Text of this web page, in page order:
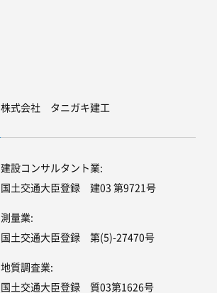
株式会社 タニガキ建工
建設コンサルタント業
国土交通大臣登録 建03 第9721号
測量業
国土交通大臣登録 第(5)-27470号
地質調査業
国土交通大臣登録 質03第1626号